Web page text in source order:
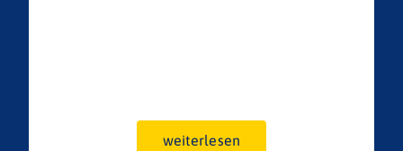
weiterlesen